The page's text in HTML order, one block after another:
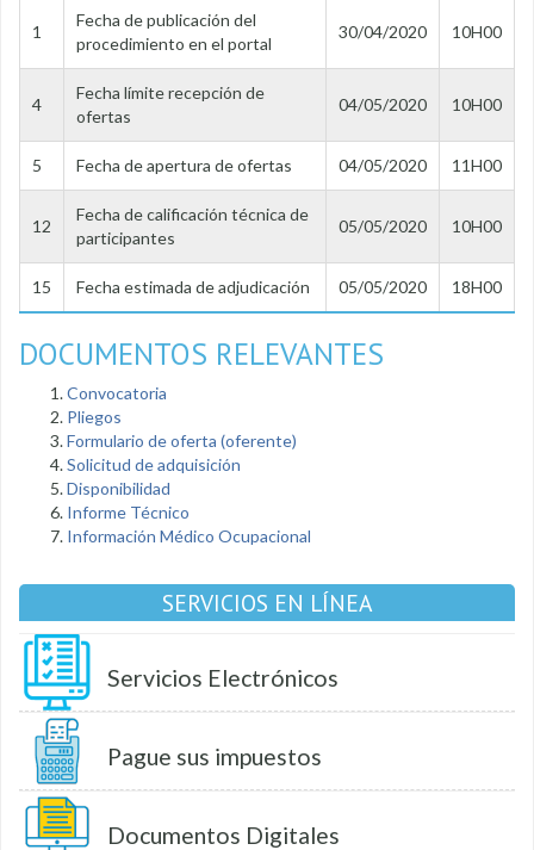
1
Fecha de publicación del
procedimiento en el portal
30/04/2020 10H00
4
Fecha límite recepción de
ofertas
04/05/2020 10H00
5 Fecha de apertura de ofertas 04/05/2020 11H00
12
Fecha de calificación técnica de
participantes
05/05/2020 10H00
15 Fecha estimada de adjudicación 05/05/2020 18H00
DOCUMENTOS RELEVANTES
Convocatoria
Pliegos
Formulario de oferta (oferente)
Solicitud de adquisición
Disponibilidad
Informe Técnico
Información Médico Ocupacional
SERVICIOS EN LÍNEA
Servicios Electrónicos
Pague sus impuestos
Documentos Digitales